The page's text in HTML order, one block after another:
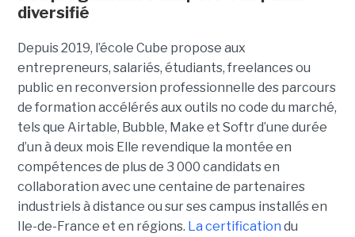
diversifié
Depuis 2019, l’école Cube propose aux
entrepreneurs, salariés, étudiants, freelances ou
public en reconversion professionnelle des parcours
de formation accélérés aux outils no code du marché,
tels que Airtable, Bubble, Make et Softr d’une durée
d’un à deux mois Elle revendique la montée en
compétences de plus de 3 000 candidats en
collaboration avec une centaine de partenaires
industriels à distance ou sur ses campus installés en
Ile-de-France et en régions. La certification du